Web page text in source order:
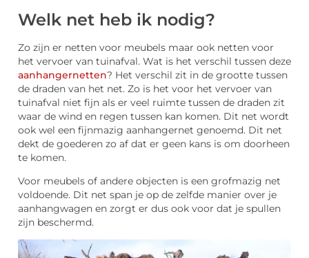
Welk net heb ik nodig?
Zo zijn er netten voor meubels maar ook netten voor
het vervoer van tuinafval. Wat is het verschil tussen deze
aanhangernetten? Het verschil zit in de grootte tussen
de draden van het net. Zo is het voor het vervoer van
tuinafval niet fijn als er veel ruimte tussen de draden zit
waar de wind en regen tussen kan komen. Dit net wordt
ook wel een fijnmazig aanhangernet genoemd. Dit net
dekt de goederen zo af dat er geen kans is om doorheen
te komen.
Voor meubels of andere objecten is een grofmazig net
voldoende. Dit net span je op de zelfde manier over je
aanhangwagen en zorgt er dus ook voor dat je spullen
zijn beschermd.